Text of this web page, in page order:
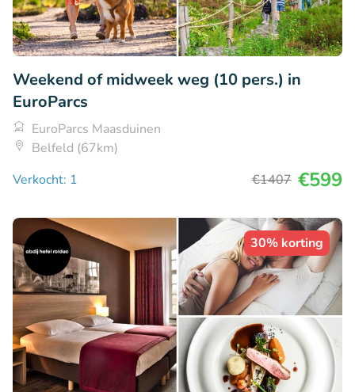
Weekend of midweek weg (10 pers.) in
EuroParcs
EuroParcs Maasduinen
Belfeld (67km)
Verkocht: 1
€1407 €599
30% korting